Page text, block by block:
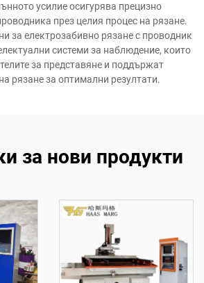
усилие осигурява прецизно
през целия процес на рязане.
за електрозабивно рязане с проводник
системи за наблюдение, които
за представяне и поддържат
рязане за оптимални резултати.
за нови продукти